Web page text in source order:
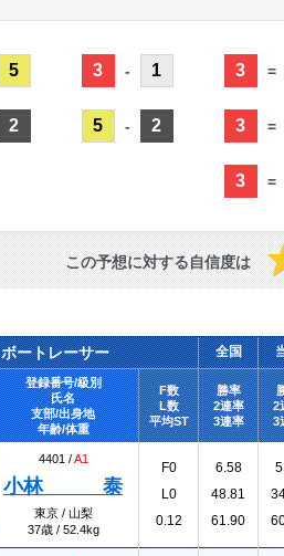
5
2
3 - 1
5 - 2
3 =
3 =
3 =
この予想に対する自信度は
ボートレーサー 全国
登録番号/級別
氏名
支部/出身地
年齢/体重
F数
L数
平均ST
勝率
2連率
3連率
2
3
4401 /A1
小林 泰
東京 / 山梨
37歳 / 52.4kg
F0
L0
0.12
6.58
48.81
61.90